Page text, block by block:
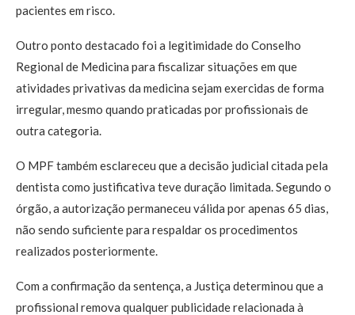
pacientes em risco.
Outro ponto destacado foi a legitimidade do Conselho
Regional de Medicina para fiscalizar situações em que
atividades privativas da medicina sejam exercidas de forma
irregular, mesmo quando praticadas por profissionais de
outra categoria.
O MPF também esclareceu que a decisão judicial citada pela
dentista como justificativa teve duração limitada. Segundo o
órgão, a autorização permaneceu válida por apenas 65 dias,
não sendo suficiente para respaldar os procedimentos
realizados posteriormente.
Com a confirmação da sentença, a Justiça determinou que a
profissional remova qualquer publicidade relacionada à